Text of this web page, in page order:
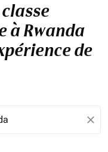
à Rwanda
de
close